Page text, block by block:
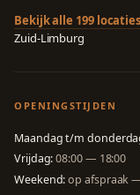
Bekijk alle 199
Zuid-Limburg
OPENINGSTIJDEN
Maandag t/m
Vrijdag:08:00 — 18:00
Weekend:op afspraak